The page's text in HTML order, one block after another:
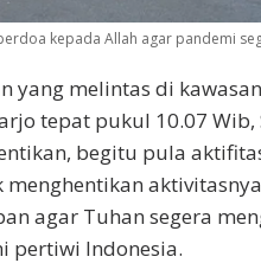
kepada Allah agar pandemi
yang melintas di
tepat pukul 10.07 Wib,
begitu pula
agar Tuhan segera
pertiwi Indonesia.